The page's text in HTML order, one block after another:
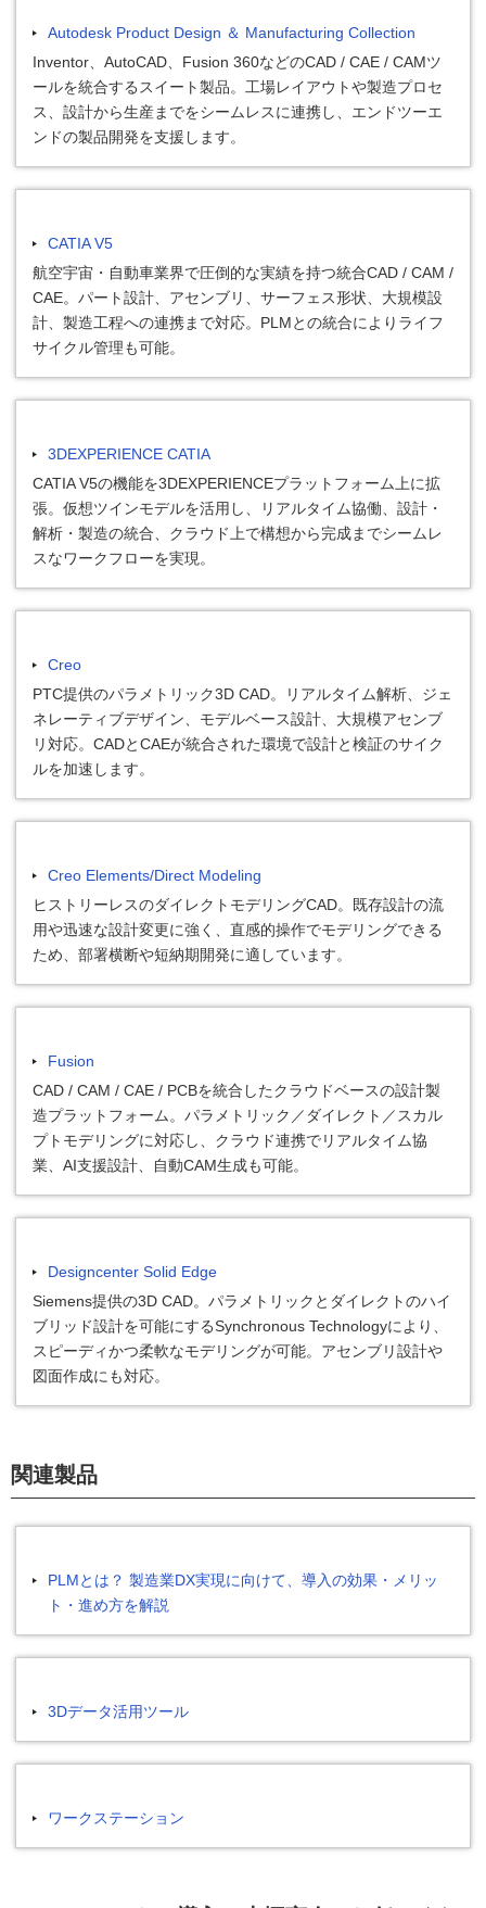
Autodesk Product Design ＆ Manufacturing Collection
Inventor、AutoCAD、Fusion 360などのCAD / CAE / CAMツ
ールを統合するスイート製品。工場レイアウトや製造プロセ
ス、設計から生産までをシームレスに連携し、エンドツーエ
ンドの製品開発を支援します。
CATIA V5
航空宇宙・自動車業界で圧倒的な実績を持つ統合CAD / CAM /
CAE。パート設計、アセンブリ、サーフェス形状、大規模設
計、製造工程への連携まで対応。PLMとの統合によりライフ
サイクル管理も可能。
3DEXPERIENCE CATIA
CATIA V5の機能を3DEXPERIENCEプラットフォーム上に拡
張。仮想ツインモデルを活用し、リアルタイム協働、設計・
解析・製造の統合、クラウド上で構想から完成までシームレ
スなワークフローを実現。
Creo
PTC提供のパラメトリック3D CAD。リアルタイム解析、ジェ
ネレーティブデザイン、モデルベース設計、大規模アセンブ
リ対応。CADとCAEが統合された環境で設計と検証のサイク
ルを加速します。
Creo Elements/Direct Modeling
ヒストリーレスのダイレクトモデリングCAD。既存設計の流
用や迅速な設計変更に強く、直感的操作でモデリングできる
ため、部署横断や短納期開発に適しています。
Fusion
CAD / CAM / CAE / PCBを統合したクラウドベースの設計製
造プラットフォーム。パラメトリック／ダイレクト／スカル
プトモデリングに対応し、クラウド連携でリアルタイム協
業、AI支援設計、自動CAM生成も可能。
Designcenter Solid Edge
Siemens提供の3D CAD。パラメトリックとダイレクトのハイ
ブリッド設計を可能にするSynchronous Technologyにより、
スピーディかつ柔軟なモデリングが可能。アセンブリ設計や
図面作成にも対応。
関連製品
PLMとは？ 製造業DX実現に向けて、導入の効果・メリッ
ト・進め方を解説
3Dデータ活用ツール
ワークステーション